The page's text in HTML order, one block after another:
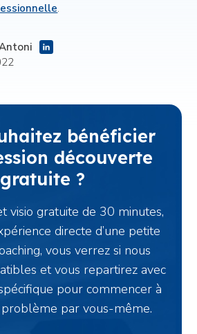
.
bénéficier
découverte
gratuite ?
visio gratuite de 30 minutes,
directe d’une petite
vous verrez si nous
et vous repartirez avec
pour commencer à
par vous-même.